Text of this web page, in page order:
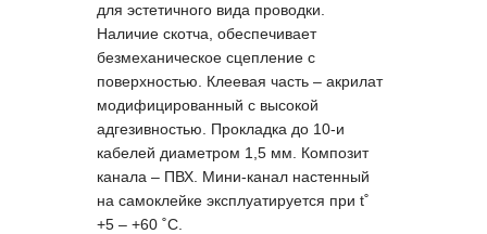
для эстетичного вида проводки.
Наличие скотча, обеспечивает
безмеханическое сцепление с
поверхностью. Клеевая часть – акрилат
модифицированный с высокой
адгезивностью. Прокладка до 10-и
кабелей диаметром 1,5 мм. Композит
канала – ПВХ. Мини-канал настенный
на самоклейке эксплуатируется при t˚
+5 – +60 ˚С.